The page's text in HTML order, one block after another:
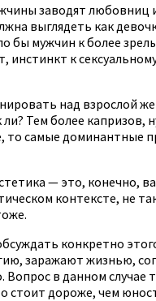
заводят
выглядеть как
бы мужчин к более
к
над взрослой
Тем более капризов,
то самые доминантные
— это, конечно,
контексте, не
конкретно
заражают жизнью,
в данном случае
стоит дороже, чем